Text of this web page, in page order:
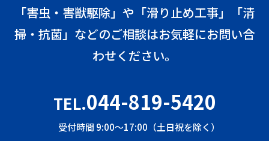
「害虫・害獣駆除」や「滑り止め工事」「清
掃・抗菌」などのご相談はお気軽にお問い合
わせください。
TEL.044-819-5420
受付時間 9:00～17:00（土日祝を除く）